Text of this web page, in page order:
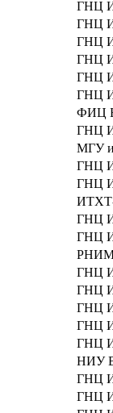
ГНЦ
ГНЦ
ГНЦ
ГНЦ
ГНЦ
ГНЦ
ФИЦ
ГНЦ
МГУ
ГНЦ
ГНЦ
ГНЦ
ГНЦ
ГНЦ
ГНЦ
ГНЦ
ГНЦ
ГНЦ
НИУ
ГНЦ
ГНЦ